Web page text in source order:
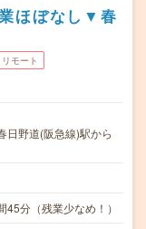
ほぼなし▼春
モート
日野道(阪急線)駅から
分（残業少なめ！）